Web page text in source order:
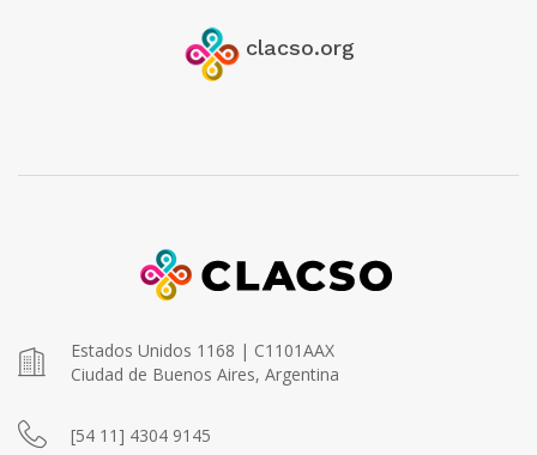
clacso.org
Estados Unidos 1168 | C1101AAX
Ciudad de Buenos Aires, Argentina
[54 11] 4304 9145